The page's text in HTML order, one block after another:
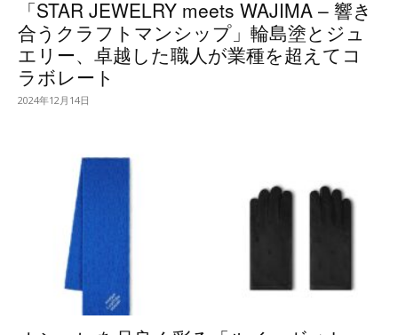
「STAR JEWELRY meets WAJIMA – 響き
合うクラフトマンシップ」輪島塗とジュ
エリー、卓越した職人が業種を超えてコ
ラボレート
2024年12月14日